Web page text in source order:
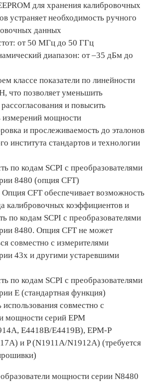
для хранения калибровочных
устраняет необходимость ручного
данных
от 50 МГц до 50 ГГц
диапазон: от –35 дБм до
классе показатели по линейности
что позволяет уменьшить
и повысить
измерений мощности
и прослеживаемость до эталонов
института стандартов и технологии
по кодам SCPI с преобразователями
8480 (опция CFT)
CFT обеспечивает возможность
калибровочных коэффициентов и
по кодам SCPI с преобразователями
8480. Опция CFT не может
совместно с измерителями
43x и другими устаревшими
по кодам SCPI с преобразователями
E (стандартная функция)
совместно с
мощности серий EPM
E4418B/E4419B), EPM-P
и P (N1911A/N1912A) (требуется
мощности серии N8480